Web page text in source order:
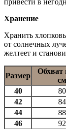
привести в
Хранение
Хранить
от солнечных
желтеет и
Размер
Обхват
см
40
80
42
84
44
88
46
92